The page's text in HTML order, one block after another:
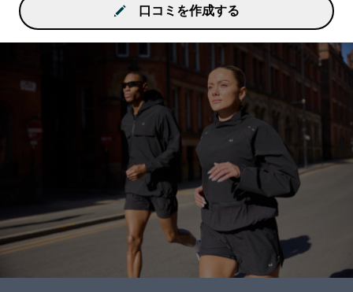
口コミを作成する